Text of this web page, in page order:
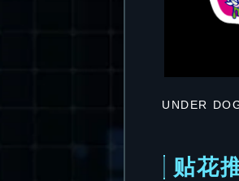
UNDER
贴花